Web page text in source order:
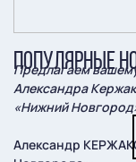
Предлагаем
Александра
«Нижний
Александр
ПОПУЛЯРНЫЕ